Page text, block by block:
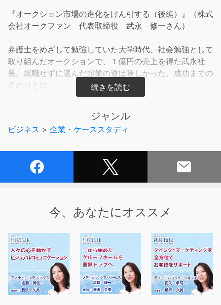
『オークション市場の進化をけん引する（後編）』（株式
会社オークファン 代表取締役 武永 修一さん）
弁護士をめざして勉強していた大学時代、社会勉強として
取り組んだオークションで、１億円の売上を得た武永社
長。就職せずに選んだ起業の道は険しかった。成功までの
道のりとは。
１）学生時代に社会勉強として始めたオークション
２）銀行への就職を蹴って、オークション専業者へ
５）オークションデータ専業会社への選択
ジャンル
ビジネス > 企業・ケーススタディ
今、あなたにオススメ